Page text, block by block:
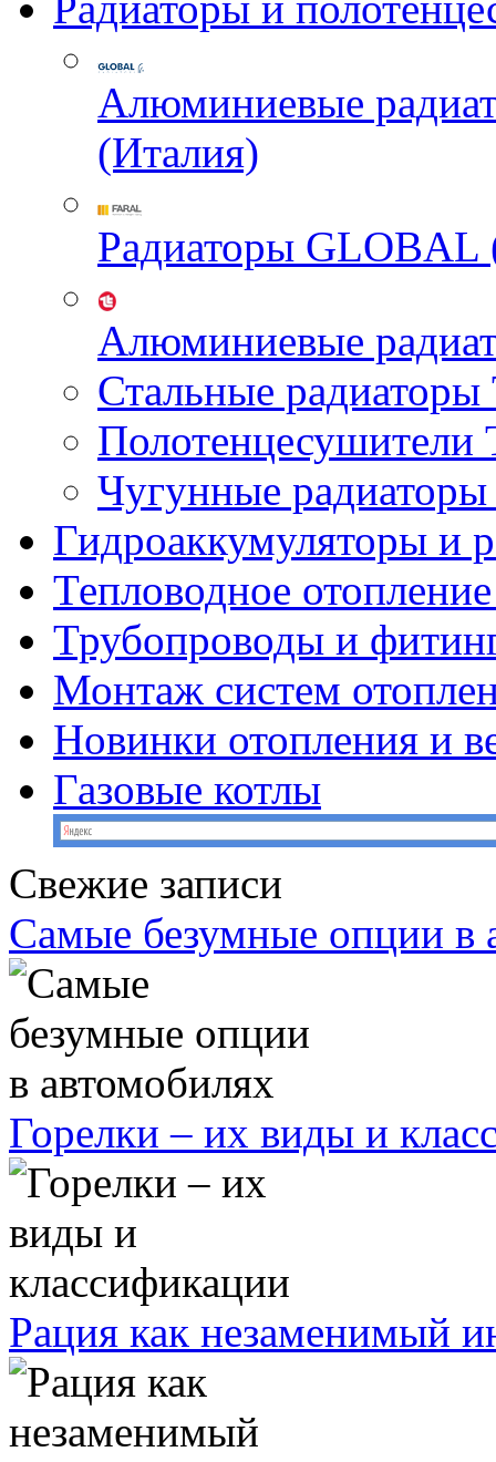
Алюминиевые
(Италия)
Радиаторы GLOBAL
Алюминиевые
Стальные
Чугунные
Гидроаккумуляторы и
Тепловодное
Трубопроводы и
Монтаж систем
Новинки отопления и
Газовые котлы
Свежие записи
Самые безумные опции в
Горелки – их виды и
Рация как незаменимый